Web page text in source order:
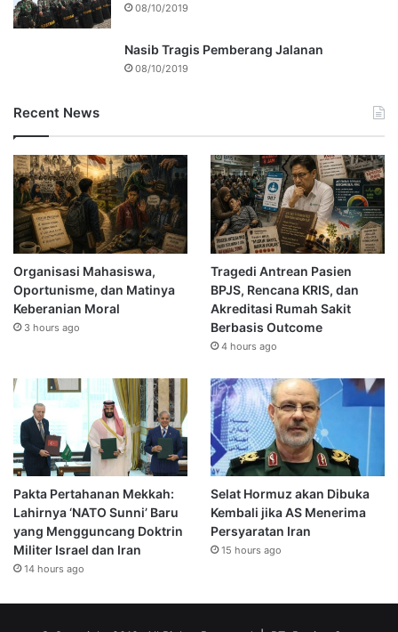
08/10/2019
Nasib Tragis Pemberang Jalanan
08/10/2019
Recent News
Organisasi Mahasiswa,
Oportunisme, dan Matinya
Keberanian Moral
3 hours ago
Tragedi Antrean Pasien
BPJS, Rencana KRIS, dan
Akreditasi Rumah Sakit
Berbasis Outcome
4 hours ago
Pakta Pertahanan Mekkah:
Lahirnya ‘NATO Sunni’ Baru
yang Mengguncang Doktrin
Militer Israel dan Iran
14 hours ago
Selat Hormuz akan Dibuka
Kembali jika AS Menerima
Persyaratan Iran
15 hours ago